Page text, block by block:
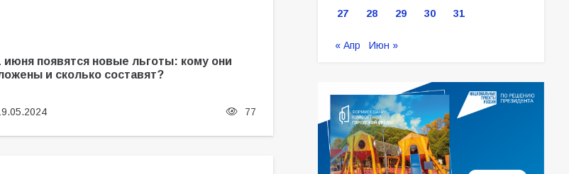
июня появятся новые льготы: кому они
и сколько составят?
77
27
28 29 30 31
« Апр Июн »